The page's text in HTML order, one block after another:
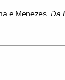
e Menezes. Da